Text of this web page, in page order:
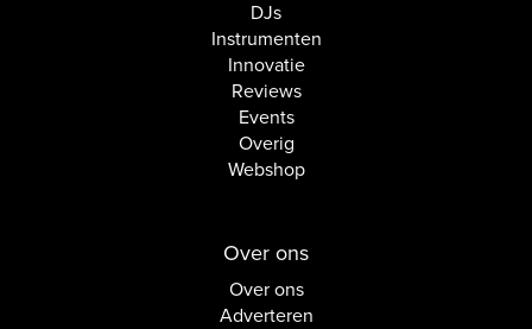
DJs
Instrumenten
Innovatie
Reviews
Events
Overig
Webshop
Over ons
Over ons
Adverteren